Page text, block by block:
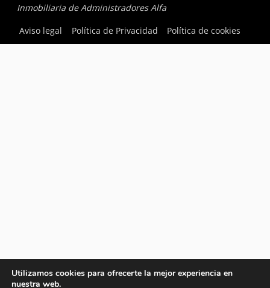
Inmobiliaria de Administradores Alfa
Aviso legal
Política de Privacidad Política de cookies
Utilizamos cookies para ofrecerte la mejor experiencia en
nuestra web.